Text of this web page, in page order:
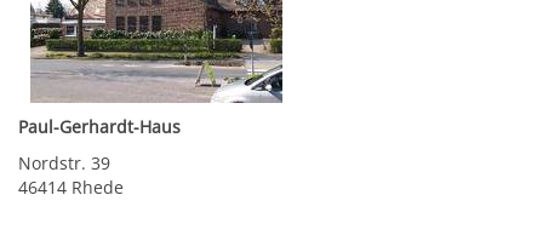
Paul-Gerhardt-Haus
Nordstr. 39
46414 Rhede